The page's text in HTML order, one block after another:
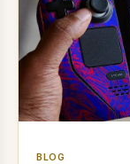
BLOG